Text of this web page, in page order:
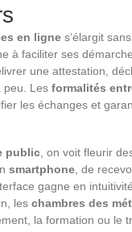
en ligne s’élargit
à faciliter ses
une attestation,
peu. Les formalités
les échanges et
public , on voit fleurir
smartphone , de
gagne en
les chambres des
la formation ou le